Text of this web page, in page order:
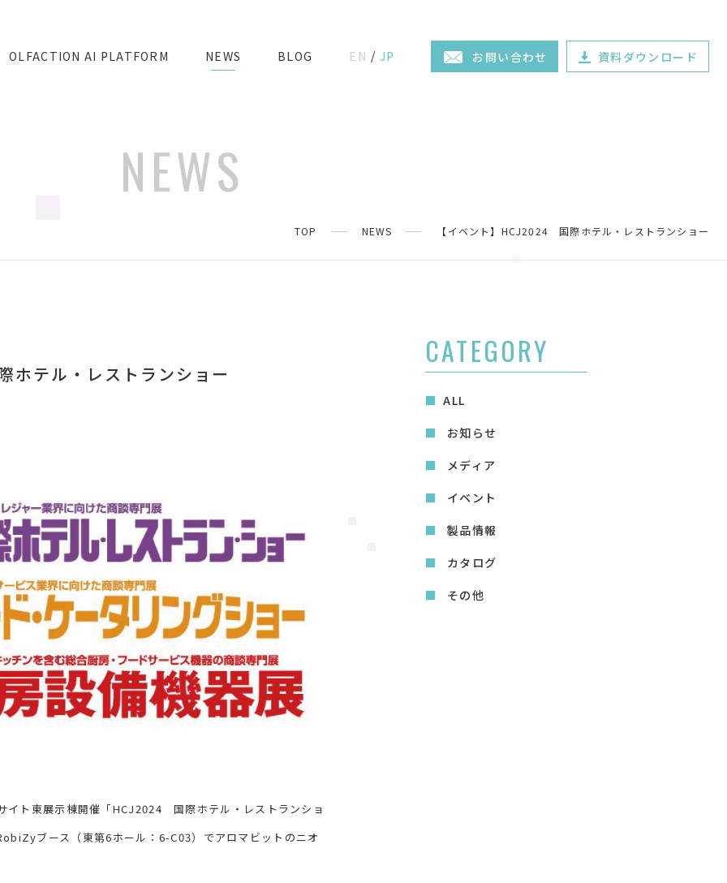
OLFACTION AI PLATFORM NEWS BLOG EN JP お問い合わせ 資料ダウンロード
NEWS
TOP NEWS 【イベント】HCJ2024 国際ホテル・レストランショー
テル・レストランショー
イト東展示棟開催「HCJ2024 国際ホテル・レストランショ
ブース（東第6ホール：6-C03）でアロマビットのニオ
CATEGORY
ALL
お知らせ
メディア
イベント
製品情報
カタログ
その他